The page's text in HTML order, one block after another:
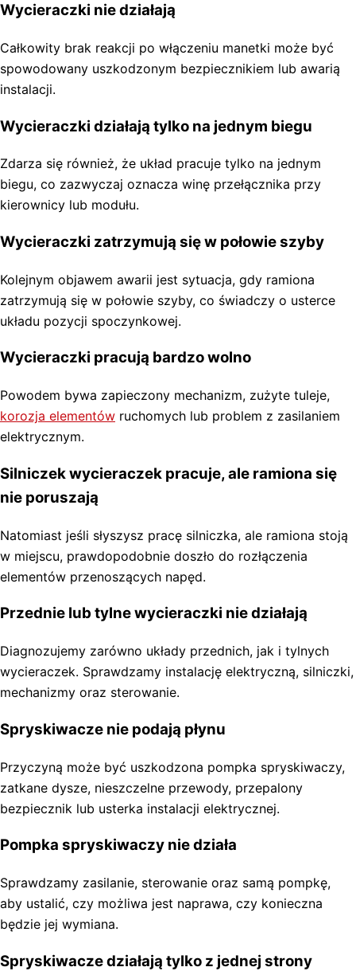
Wycieraczki nie działają
Całkowity brak reakcji po włączeniu manetki może być
spowodowany uszkodzonym bezpiecznikiem lub awarią
instalacji.
Wycieraczki działają tylko na jednym biegu
Zdarza się również, że układ pracuje tylko na jednym
biegu, co zazwyczaj oznacza winę przełącznika przy
kierownicy lub modułu.
Wycieraczki zatrzymują się w połowie szyby
Kolejnym objawem awarii jest sytuacja, gdy ramiona
zatrzymują się w połowie szyby, co świadczy o usterce
układu pozycji spoczynkowej.
Wycieraczki pracują bardzo wolno
Powodem bywa zapieczony mechanizm, zużyte tuleje,
korozja elementów ruchomych lub problem z zasilaniem
elektrycznym.
Silniczek wycieraczek pracuje, ale ramiona się
nie poruszają
Natomiast jeśli słyszysz pracę silniczka, ale ramiona stoją
w miejscu, prawdopodobnie doszło do rozłączenia
elementów przenoszących napęd.
Przednie lub tylne wycieraczki nie działają
Diagnozujemy zarówno układy przednich, jak i tylnych
wycieraczek. Sprawdzamy instalację elektryczną, silniczki,
mechanizmy oraz sterowanie.
Spryskiwacze nie podają płynu
Przyczyną może być uszkodzona pompka spryskiwaczy,
zatkane dysze, nieszczelne przewody, przepalony
bezpiecznik lub usterka instalacji elektrycznej.
Pompka spryskiwaczy nie działa
Sprawdzamy zasilanie, sterowanie oraz samą pompkę,
aby ustalić, czy możliwa jest naprawa, czy konieczna
będzie jej wymiana.
Spryskiwacze działają tylko z jednej strony